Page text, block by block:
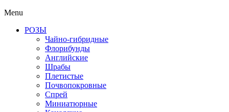
Menu
РОЗЫ
Чайно-гибридные
Флорибунды
Английские
Шрабы
Плетистые
Почвопокровные
Спрей
Миниатюрные